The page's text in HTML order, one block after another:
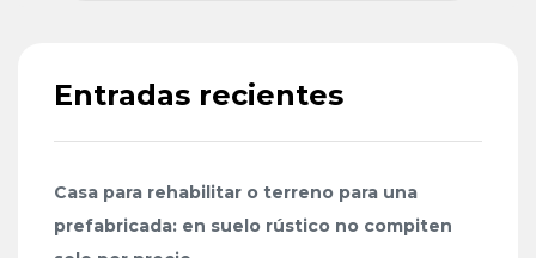
Entradas recientes
Casa para rehabilitar o terreno para una
prefabricada: en suelo rústico no compiten